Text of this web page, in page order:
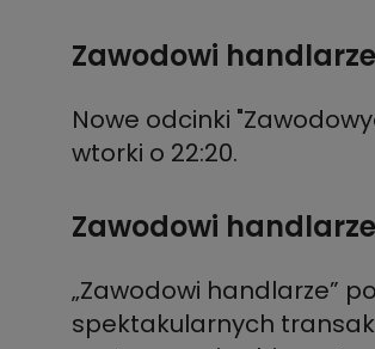
Zawodowi
Nowe odcinki
wtorki o 22:20.
Zawodowi
„Zawodowi handlarze”
spektakularnych